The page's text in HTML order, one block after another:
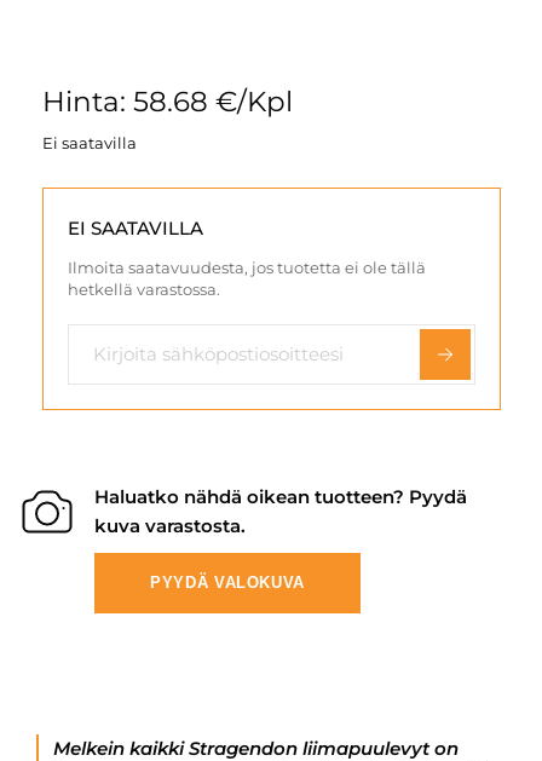
Hinta: 58.68 €/Kpl
Ei saatavilla
EI SAATAVILLA
Ilmoita saatavuudesta, jos tuotetta ei ole tällä
hetkellä varastossa.
Haluatko nähdä oikean tuotteen? Pyydä
kuva varastosta.
PYYDÄ VALOKUVA
Melkein kaikki Stragendon liimapuulevyt on